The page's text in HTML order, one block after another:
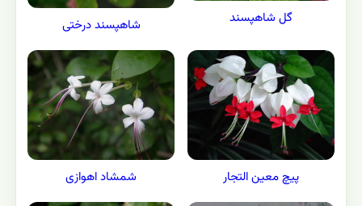
گل شاهپسند شاهپسند درختی
پیچ معین التجار شمشاد اهوازی